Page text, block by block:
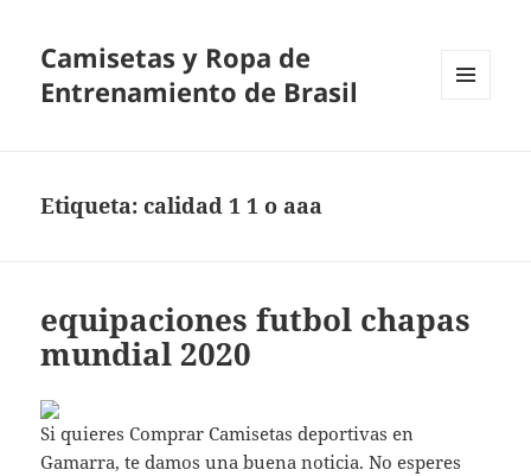
Camisetas y Ropa de
Entrenamiento de Brasil
Etiqueta:calidad 1 1 o aaa
equipaciones futbol chapas
mundial 2020
Si quieres Comprar Camisetas deportivas en
Gamarra, te damos una buena noticia. No esperes